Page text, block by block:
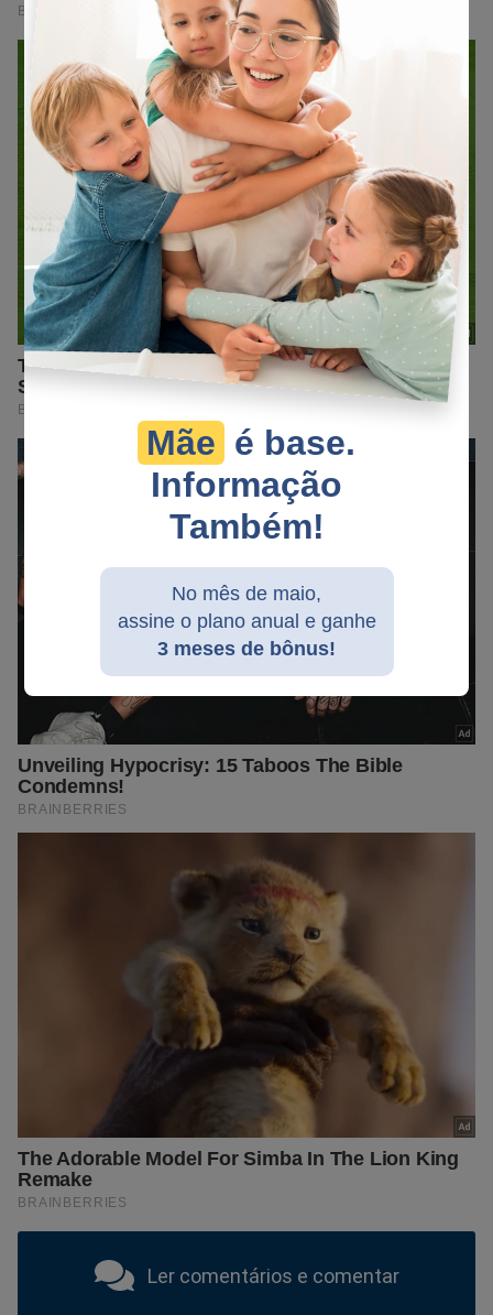
Mãe é base.
Informação
Também!
No mês de maio,
assine o plano anual e ganhe
3 meses de bônus!
Ler comentários e comentar